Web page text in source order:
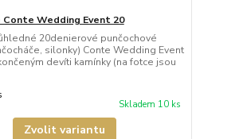
Conte Wedding Event 20
20denierové punčochové
silonky) Conte Wedding Event
devíti kamínky (na fotce jsou
Skladem 10 ks
Zvolit variantu